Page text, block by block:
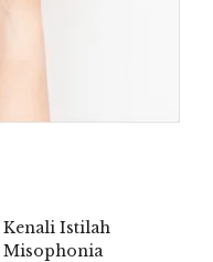
Kenali Istilah
Misophonia